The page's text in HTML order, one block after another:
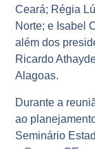
Ceará; Régia
Norte; e Isabel
além dos
Ricardo
Alagoas.
Durante a
ao
Seminário